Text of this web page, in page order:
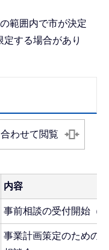
範囲内で市が決定
する場合があり
わせて閲覧
内容
事前相談の受付開始（
事業計画策定のための